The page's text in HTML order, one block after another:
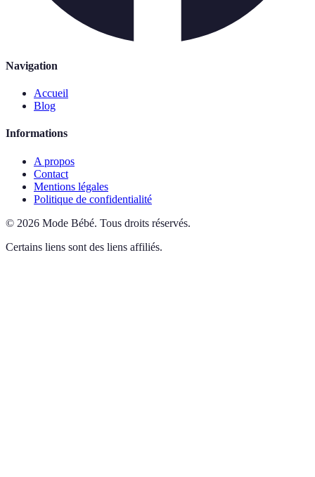
Navigation
Accueil
Blog
Informations
A propos
Contact
Mentions légales
Politique de confidentialité
© 2026 Mode Bébé. Tous droits réservés.
Certains liens sont des liens affiliés.